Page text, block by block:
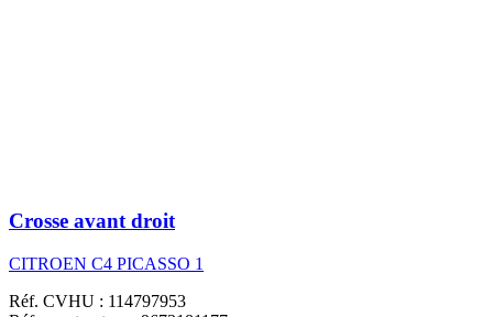
Crosse avant droit
CITROEN C4 PICASSO 1
Réf. CVHU : 114797953